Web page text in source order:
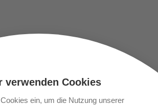
verwenden Cookies
ein, um die Nutzung unserer